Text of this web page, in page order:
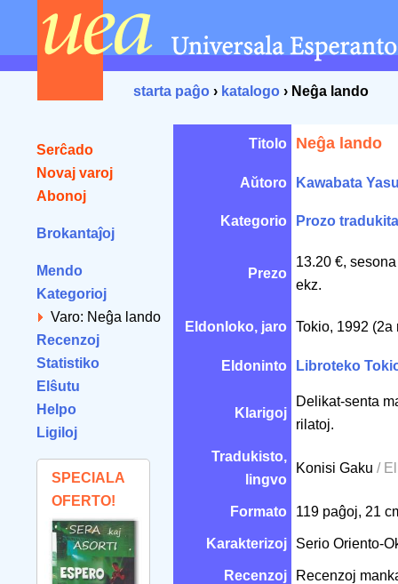
starta paĝo › katalogo › Neĝa lando
Serĉado
Novaj varoj
Abonoj
Brokantaĵoj
Mendo
Kategorioj
Varo: Neĝa lando
Recenzoj
Statistiko
Elŝutu
Helpo
Ligiloj
SPECIALA
OFERTO!
Titolo Neĝa lando
Aŭtoro Kawabata
Kategorio Prozo tradukita
Prezo
13.20 €,
ekz.
Eldonloko, jaro Tokio, 1992
Eldoninto Libroteko
Klarigoj
Delikat-senta
rilatoj.
Tradukisto,
lingvo
Konisi Gaku /
Formato 119 paĝoj, 21
Karakterizoj Serio Oriento-
Recenzoj Recenzoj